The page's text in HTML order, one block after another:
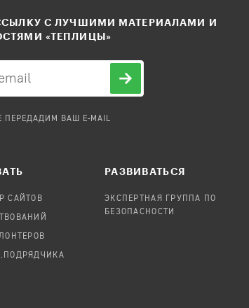
С ЛУЧШИМИ МАТЕРИАЛАМИ И
«ТЕПЛИЦЫ»
ВАШ E-MAIL
САЙТОВ
РАЗВИВАТЬСЯ
ЭКСПЕРТНАЯ ГРУППА ПО
БЕЗОПАСНОСТИ